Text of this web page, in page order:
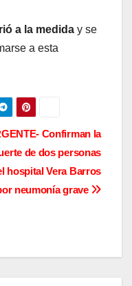
a la medida y se
a esta
Confirman la
de dos personas
hospital Vera Barros
neumonía grave